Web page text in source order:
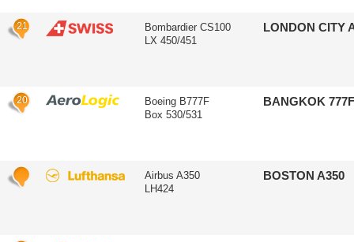
21
Bombardier CS100
LX 450/451
LONDON CITY
20
Boeing B777F
Box 530/531
BANGKOK 777F
Airbus A350
LH424
BOSTON A350